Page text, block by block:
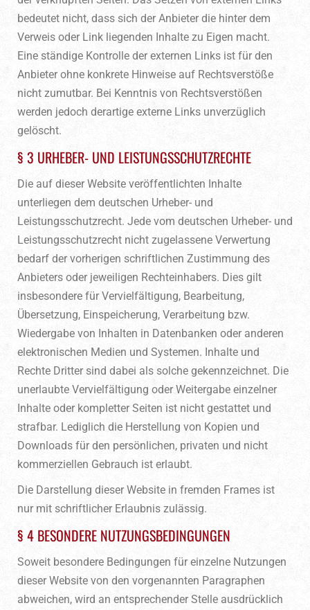
bedeutet nicht, dass sich der Anbieter die hinter dem
Verweis oder Link liegenden Inhalte zu Eigen macht.
Eine ständige Kontrolle der externen Links ist für den
Anbieter ohne konkrete Hinweise auf Rechtsverstöße
nicht zumutbar. Bei Kenntnis von Rechtsverstößen
werden jedoch derartige externe Links unverzüglich
gelöscht.
§ 3 URHEBER- UND LEISTUNGSSCHUTZRECHTE
Die auf dieser Website veröffentlichten Inhalte
unterliegen dem deutschen Urheber- und
Leistungsschutzrecht. Jede vom deutschen Urheber- und
Leistungsschutzrecht nicht zugelassene Verwertung
bedarf der vorherigen schriftlichen Zustimmung des
Anbieters oder jeweiligen Rechteinhabers. Dies gilt
insbesondere für Vervielfältigung, Bearbeitung,
Übersetzung, Einspeicherung, Verarbeitung bzw.
Wiedergabe von Inhalten in Datenbanken oder anderen
elektronischen Medien und Systemen. Inhalte und
Rechte Dritter sind dabei als solche gekennzeichnet. Die
unerlaubte Vervielfältigung oder Weitergabe einzelner
Inhalte oder kompletter Seiten ist nicht gestattet und
strafbar. Lediglich die Herstellung von Kopien und
Downloads für den persönlichen, privaten und nicht
kommerziellen Gebrauch ist erlaubt.
Die Darstellung dieser Website in fremden Frames ist
nur mit schriftlicher Erlaubnis zulässig.
§ 4 BESONDERE NUTZUNGSBEDINGUNGEN
Soweit besondere Bedingungen für einzelne Nutzungen
dieser Website von den vorgenannten Paragraphen
abweichen, wird an entsprechender Stelle ausdrücklich